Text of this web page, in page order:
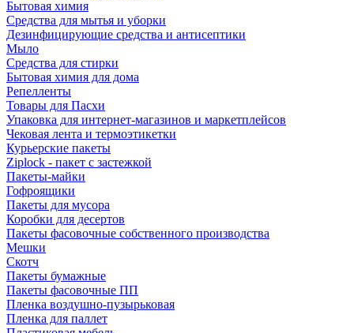
Бытовая химия
Средства для мытья и уборки
Дезинфицирующие средства и антисептики
Мыло
Средства для стирки
Бытовая химия для дома
Репелленты
Товары для Пасхи
Упаковка для интернет-магазинов и маркетплейсов
Чековая лента и термоэтикетки
Курьерские пакеты
Ziplock - пакет с застежкой
Пакеты-майки
Гофроящики
Пакеты для мусора
Коробки для десертов
Пакеты фасовочные собственного производства
Мешки
Скотч
Пакеты бумажные
Пакеты фасовочные ПП
Пленка воздушно-пузырьковая
Пленка для паллет